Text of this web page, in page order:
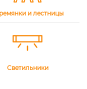
и лестницы
Светильники